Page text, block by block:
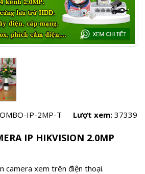
IP-2MP-T Lượt xem: 37339
IP HIKVISION 2.0MP
camera xem trên điện thoại.